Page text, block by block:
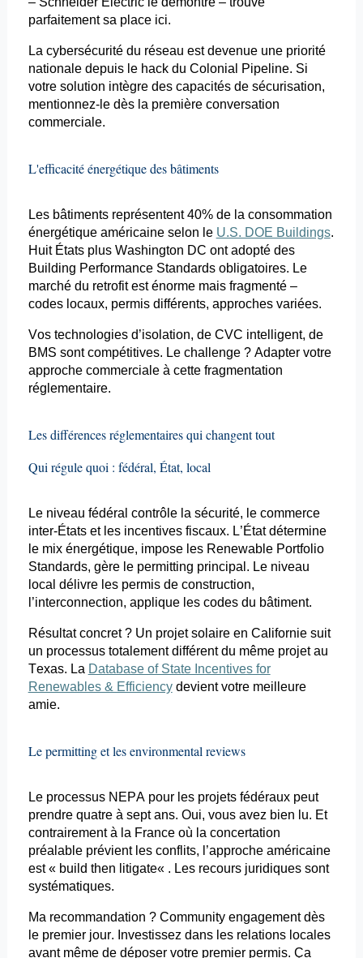
parfaitement sa place ici.
La cybersécurité du réseau est devenue une priorité
nationale depuis le hack du Colonial Pipeline. Si
votre solution intègre des capacités de sécurisation,
mentionnez-le dès la première conversation
commerciale.
L'efficacité énergétique des bâtiments
Les bâtiments représentent 40% de la consommation
énergétique américaine selon le U.S. DOE Buildings.
Huit États plus Washington DC ont adopté des
Building Performance Standards obligatoires. Le
marché du retrofitest énorme mais fragmenté –
codes locaux, permis différents, approches variées.
Vos technologies d’isolation, de CVC intelligent, de
BMS sont compétitives. Le challenge ? Adapter votre
approche commerciale à cette fragmentation
réglementaire.
Les différences réglementaires qui changent tout
Qui régule quoi : fédéral, État, local
Le niveau fédéral contrôle la sécurité, le commerce
inter-États et les incentivesfiscaux. L’État détermine
le mix énergétique, impose les RenewablePortfolio
Standards, gère le permitting principal. Le niveau
local délivre les permis de construction,
l’interconnection, applique les codes du bâtiment.
Résultat concret ? Un projet solaire en Californie suit
un processus totalement différent du même projet au
Texas. La Database of State Incentives for
Renewables & Efficiencydevient votre meilleure
amie.
Lepermittinget lesenvironmental reviews
Le processus NEPA pour les projets fédéraux peut
prendre quatre à sept ans. Oui, vous avez bien lu. Et
contrairement à la France où la concertation
préalable prévient les conflits, l’approche américaine
est « build then litigate« . Les recours juridiques sont
systématiques.
Ma recommandation ? Community engagement dès
le premier jour. Investissez dans les relations locales
avant même de déposer votre premier permis. Ça